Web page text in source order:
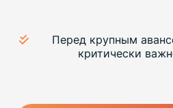
Перед крупным
критически